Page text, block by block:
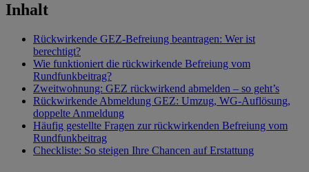
Inhalt
Rückwirkende GEZ-Befreiung beantragen: Wer ist
berechtigt?
Wie funktioniert die rückwirkende Befreiung vom
Rundfunkbeitrag?
Zweitwohnung: GEZ rückwirkend abmelden – so geht’s
Rückwirkende Abmeldung GEZ: Umzug, WG-Auflösung,
doppelte Anmeldung
Häufig gestellte Fragen zur rückwirkenden Befreiung vom
Rundfunkbeitrag
Checkliste: So steigen Ihre Chancen auf Erstattung